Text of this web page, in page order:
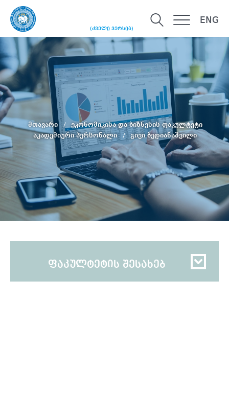
(ძველი ვერსია)
ENG
მთავარი
ეკონომიკისა და ბიზნესის ფაკულტეტი
აკადემიური პერსონალი
გივი ბედიანაშვილი
ფაკულტეტის შესახებ